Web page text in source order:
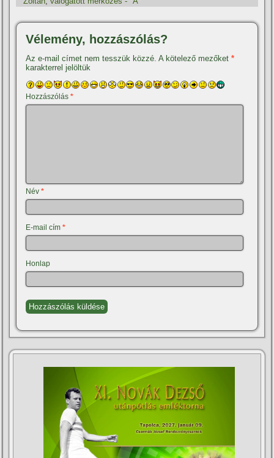
Vélemény, hozzászólás?
Az e-mail címet nem tesszük közzé. A kötelező mezőket*
karakterrel jelöltük
Hozzászólás*
Név*
E-mail cím*
Honlap